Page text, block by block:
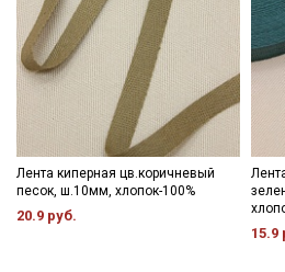
Лента киперная цв.коричневый
песок, ш.10мм, хлопок-100%
20.9 руб.
15.9